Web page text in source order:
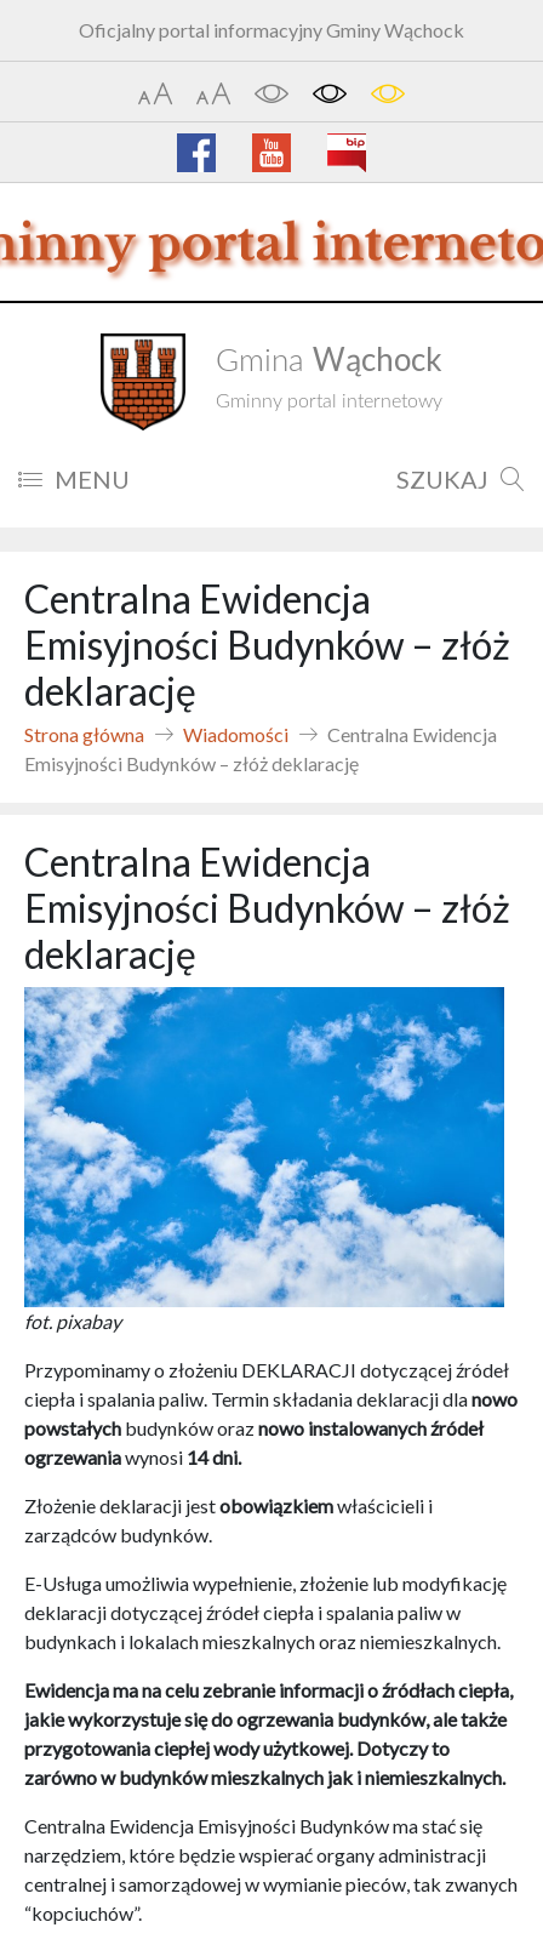
Oficjalny portal informacyjny Gminy Wąchock
Gmina Wąchock
Gminny portal internetowy
MENU SZUKAJ
Centralna Ewidencja
Emisyjności Budynków – złóż
deklarację
Strona główna Wiadomości
Centralna Ewidencja
Emisyjności Budynków – złóż deklarację
Centralna Ewidencja
Emisyjności Budynków – złóż
deklarację
fot. pixabay
Przypominamy o złożeniu DEKLARACJI dotyczącej źródeł
ciepła i spalania paliw. Termin składania deklaracji dlanowo
powstałych budynków oraznowo instalowanych źródeł
ogrzewaniawynosi 14 dni.
Złożenie deklaracji jestobowiązkiemwłaścicieli i
zarządców budynków.
E-Usługa umożliwia wypełnienie, złożenie lub modyfikację
deklaracji dotyczącej źródeł ciepła i spalania paliw w
budynkach i lokalach mieszkalnych oraz niemieszkalnych.
Ewidencja ma na celu zebranie informacji o źródłach ciepła,
jakie wykorzystuje się do ogrzewania budynków, ale także
przygotowania ciepłej wody użytkowej. Dotyczy to
zarówno w budynków mieszkalnych jak i niemieszkalnych.
Centralna Ewidencja Emisyjności Budynków ma stać się
narzędziem, które będzie wspierać organy administracji
centralnej i samorządowej w wymianie pieców, tak zwanych
“kopciuchów”.